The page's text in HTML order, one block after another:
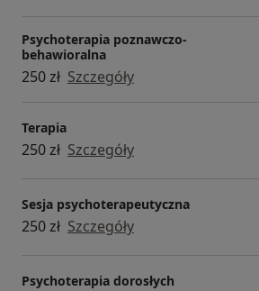
Psychoterapia poznawczo-
behawioralna
250 zł Szczegóły
Terapia
250 zł Szczegóły
Sesja psychoterapeutyczna
250 zł Szczegóły
Psychoterapia dorosłych